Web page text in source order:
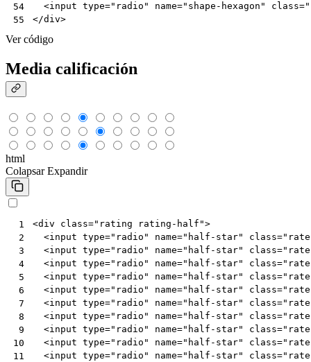
54
55
<input type="radio" name="shape-hexagon" class=
</div>
Ver código
Media calificación
html
Colapsar Expandir
1
2
3
4
5
6
7
8
9
10
11
<div class="rating rating-half">
<input type="radio" name="half-star" class="rate
<input type="radio" name="half-star" class="rate
<input type="radio" name="half-star" class="rate
<input type="radio" name="half-star" class="rate
<input type="radio" name="half-star" class="rate
<input type="radio" name="half-star" class="rate
<input type="radio" name="half-star" class="rate
<input type="radio" name="half-star" class="rate
<input type="radio" name="half-star" class="rate
<input type="radio" name="half-star" class="rate